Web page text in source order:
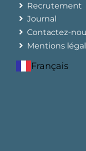
Recrutement
Journal
Contactez-
Mentions
Français